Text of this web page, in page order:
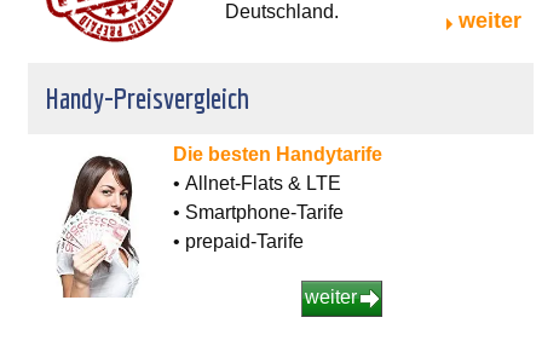
Deutschland.
weiter
Handy-Preisvergleich
Die besten Handytarife
• Allnet-Flats & LTE
• Smartphone-Tarife
• prepaid-Tarife
weiter